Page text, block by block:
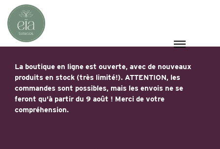
La boutique en ligne est ouverte, avec de nouveaux
produits en stock (très limité!). ATTENTION, les
commandes sont possibles, mais les envois ne se
feront qu'à partir du 9 août ! Merci de votre
compréhension.